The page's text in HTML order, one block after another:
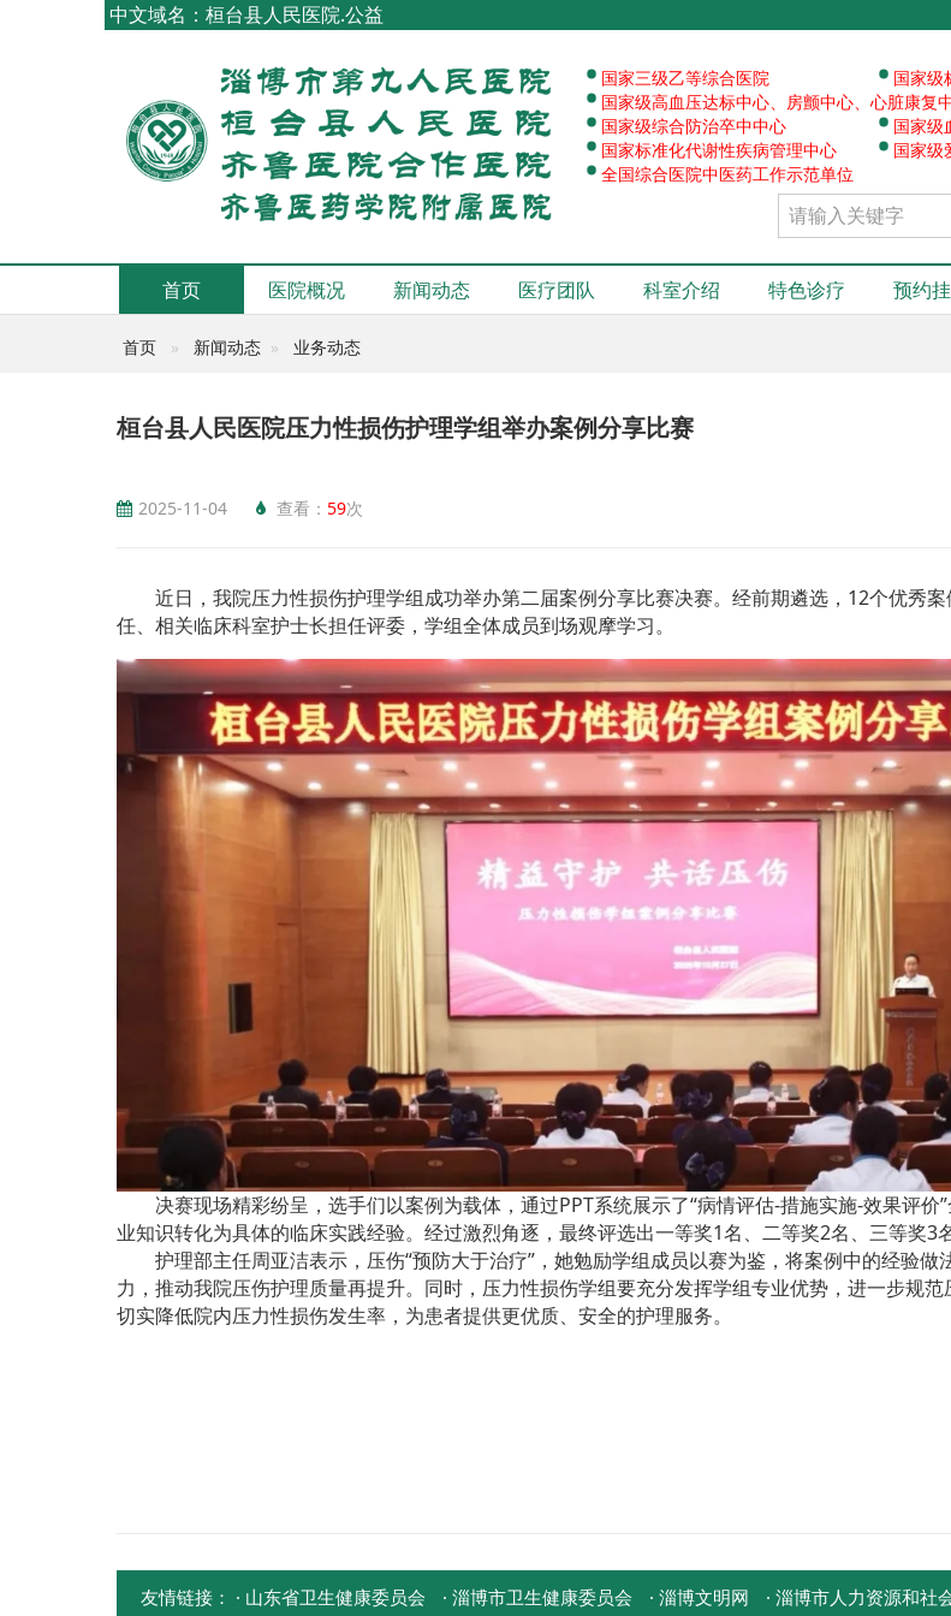
中文域名：桓台县人民医院.公益
· 国家三级乙等综合医院 ·国家级
· 国家级高血压达标中心、房颤中心、心脏康复
· 国家级综合防治卒中中心 ·国家级
· 国家标准化代谢性疾病管理中心 ·国家级
· 全国综合医院中医药工作示范单位
首页 医院概况 新闻动态 医疗团队 科室介绍 特色诊疗 预约
首页 新闻动态 业务动态
桓台县人民医院压力性损伤护理学组举办案例分享比赛
2025-11-04 查看： 59次
近日，我院压力性损伤护理学组成功举办第二届案例分享比赛决赛。经前期遴选，12个优秀
任、相关临床科室护士长担任评委，学组全体成员到场观摩学习。
决赛现场精彩纷呈，选手们以案例为载体，通过PPT系统展示了“病情评估-措施实施-效果评价
业知识转化为具体的临床实践经验。经过激烈角逐，最终评选出一等奖1名、二等奖2名、三等奖3
护理部主任周亚洁表示，压伤“预防大于治疗”，她勉励学组成员以赛为鉴，将案例中的经验做
力，推动我院压伤护理质量再提升。同时，压力性损伤学组要充分发挥学组专业优势，进一步规范
切实降低院内压力性损伤发生率，为患者提供更优质、安全的护理服务。
友情链接： · 山东省卫生健康委员会 · 淄博市卫生健康委员会 · 淄博文明网 · 淄博市人力资源和社